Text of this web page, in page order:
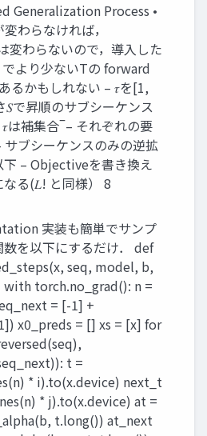
Generalization Process •
わらなければ，
変わらないので，導⼊した
より少ないTの forward
るかもしれない – 𝜏を[1,
で昇順のサブシーケンス
𝜏は補集合 ̅ – それぞれの要
サブシーケンスのみの逆拡
下 – Objectiveを書き換え
なる(𝐿! と同様） 8
実装も簡単でサンプ
数を以下にするだけ． def
seq, model, b,
with torch.no_grad(): n =
= [-1] +
x0_preds = [] xs = [x] for
t =
* i).to(x.device) next_t
* j).to(x.device) at =
t.long()) at_next